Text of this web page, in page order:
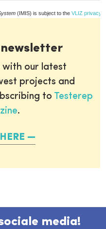
(IMIS) is subject to the VLIZ privacy
newsletter
our latest
projects and
to Testerep
.
media!